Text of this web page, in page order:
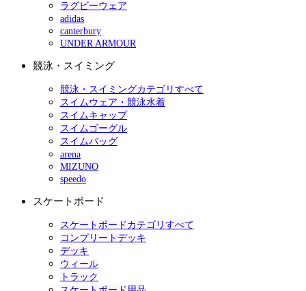
ラグビーウェア
adidas
canterbury
UNDER ARMOUR
競泳・スイミング
競泳・スイミングカテゴリすべて
スイムウェア・競泳水着
スイムキャップ
スイムゴーグル
スイムバッグ
arena
MIZUNO
speedo
スケートボード
スケートボードカテゴリすべて
コンプリートデッキ
デッキ
ウィール
トラック